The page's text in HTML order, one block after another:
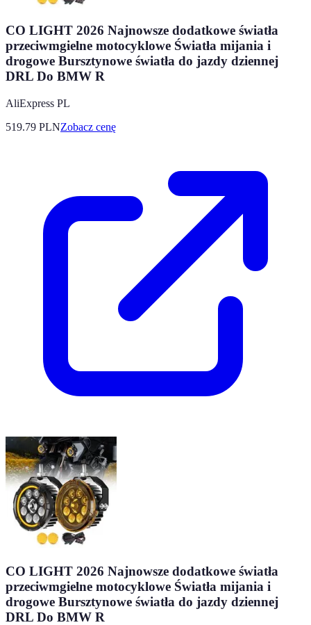
CO LIGHT 2026 Najnowsze dodatkowe światła
przeciwmgielne motocyklowe Światła mijania i
drogowe Bursztynowe światła do jazdy dziennej
DRL Do BMW R
AliExpress PL
519.79 PLNZobacz cenę
CO LIGHT 2026 Najnowsze dodatkowe światła
przeciwmgielne motocyklowe Światła mijania i
drogowe Bursztynowe światła do jazdy dziennej
DRL Do BMW R